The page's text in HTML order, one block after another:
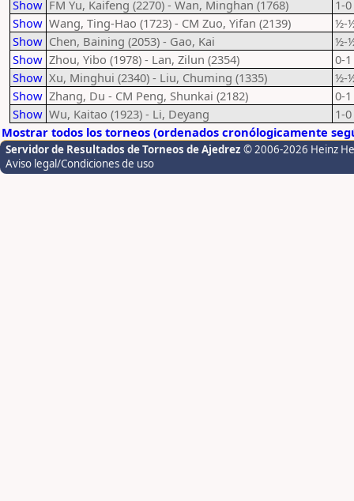
Show FM Yu, Kaifeng (2270) - Wan, Minghan (1768)
1-0
Show Wang, Ting-Hao (1723) - CM Zuo, Yifan (2139)
½-
Show Chen, Baining (2053) - Gao, Kai
½-
Show Zhou, Yibo (1978) - Lan, Zilun (2354)
0-1
Show Xu, Minghui (2340) - Liu, Chuming (1335)
½-
Show Zhang, Du - CM Peng, Shunkai (2182)
0-1
Show Wu, Kaitao (1923) - Li, Deyang
1-0
Mostrar todos los torneos (ordenados cronólogicamente
Servidor de Resultados de Torneos de Ajedrez © 2006-2026 Heinz
Aviso legal/Condiciones de uso